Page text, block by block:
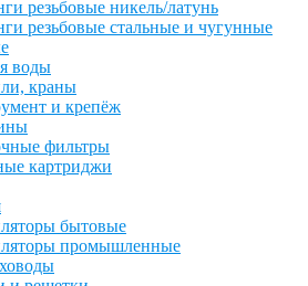
резьбовые никель/латунь
резьбовые стальные и чугунные
воды
краны
и крепёж
фильтры
картриджи
бытовые
промышленные